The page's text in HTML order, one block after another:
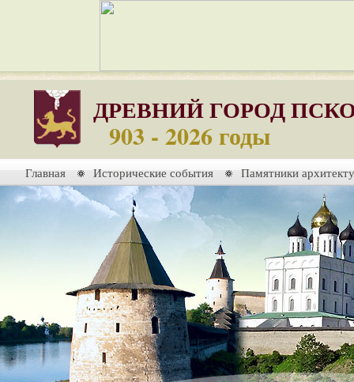
ДРЕВНИЙ ГОРОД
903 - 2026 годы
Главная Исторические события Памятники